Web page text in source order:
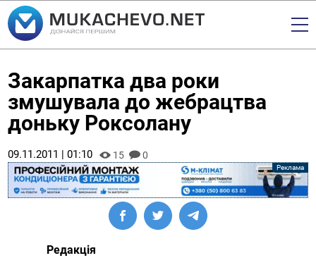
Закарпатка два роки
змушувала до жебрацтва
доньку Роксолану
09.11.2011 | 01:10 15 0
Редакція